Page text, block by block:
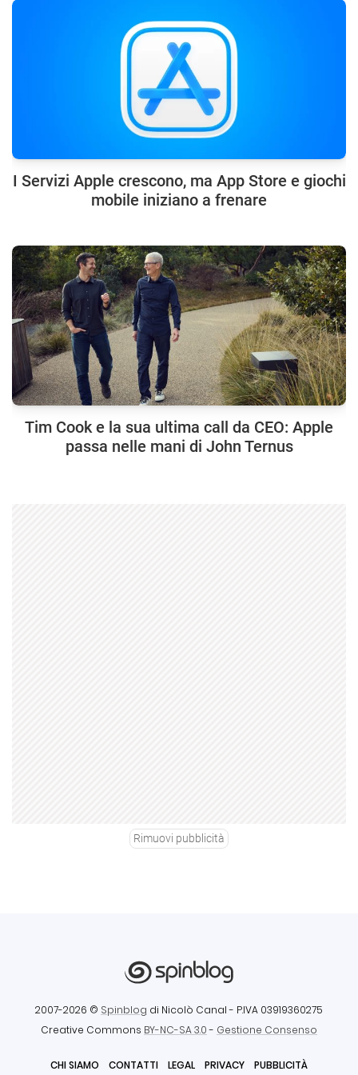
I Servizi Apple crescono, ma App Store e giochi
mobile iniziano a frenare
Tim Cook e la sua ultima call da CEO: Apple
passa nelle mani di John Ternus
Rimuovi pubblicità
2007-2026 © Spinblog di Nicolò Canal - P.IVA 03919360275
Creative Commons BY-NC-SA 3.0- Gestione Consenso
CHI SIAMO CONTATTI LEGAL PRIVACY PUBBLICITÀ